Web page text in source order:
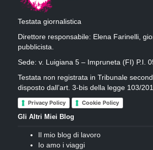
Testata giornalistica
Direttore responsabile: Elena Farinelli,
pubblicista.
Sede: v. Luigiana 5 – Impruneta (FI) P.I.
Testata non registrata in Tribunale
disposto dall’art. 3-bis della legge 103/
Privacy Policy Cookie Policy
Gli Altri Miei Blog
Il mio blog di lavoro
Io amo i viaggi